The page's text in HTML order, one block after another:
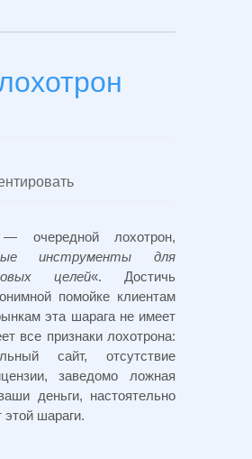
очередной лохотрон,
инструменты для
целей«. Достичь
помойке клиентам
эта шарага не имеет
все признаки лохотрона:
сайт, отсутствие
заведомо ложная
деньги, настоятельно
шараги.